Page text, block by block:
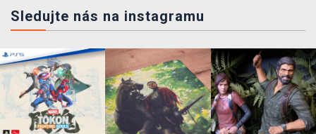
Sledujte nás na instagramu